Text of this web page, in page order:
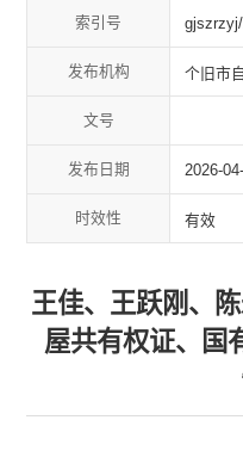
索引号
发布机构 个旧市
文号
发布日期 2026-
时效性 有效
王佳、王跃刚、
屋共有权证、国